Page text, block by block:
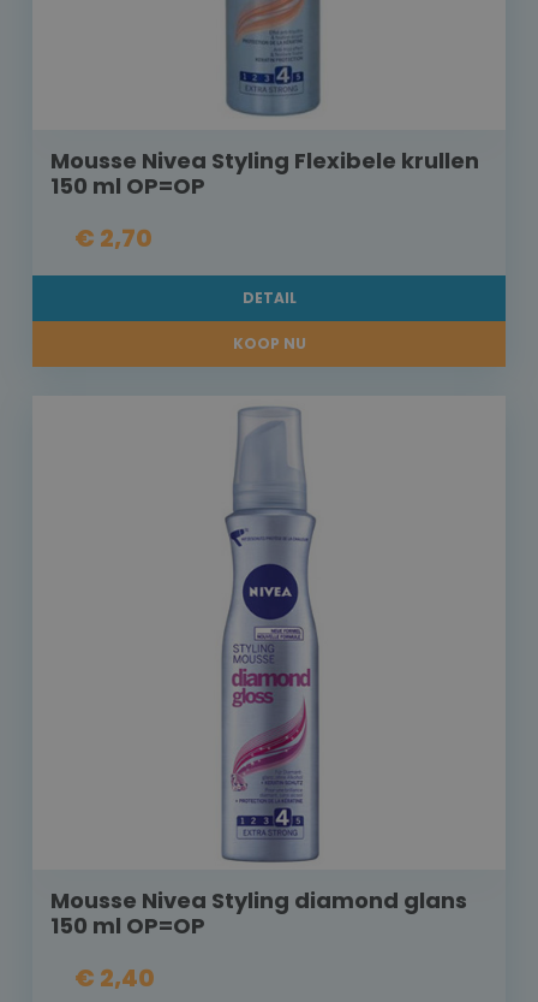
Mousse Nivea Styling Flexibele krullen
150 ml OP=OP
€ 2,70
DETAIL
KOOP NU
Mousse Nivea Styling diamond glans
150 ml OP=OP
€ 2,40